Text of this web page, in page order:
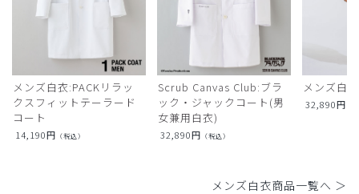
メンズ白衣:PACKリラッ
クスフィットテーラード
コート
14,190円 （税込）
Scrub Canvas Club:ブラ
ック・ジャックコート(男
女兼用白衣)
32,890円 （税込）
メンズ白
32,890円
メンズ白衣商品一覧へ ＞